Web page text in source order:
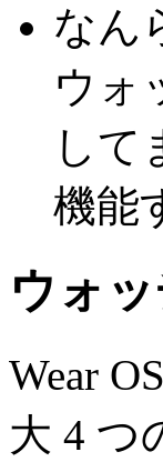
なん
ウォ
して
機能
ウォ
Wear
大 4 つ